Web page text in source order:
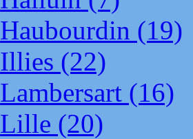
Haubourdin (19)
Illies (22)
Lambersart (16)
Lille (20)